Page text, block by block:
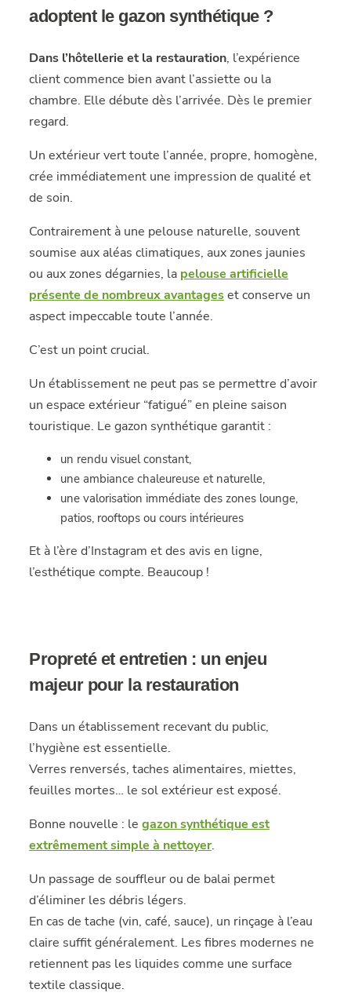
adoptent le gazon synthétique ?
Dans l’hôtellerie et la restauration, l’expérience
client commence bien avant l’assiette ou la
chambre. Elle débute dès l’arrivée. Dès le premier
regard.
Un extérieur vert toute l’année, propre, homogène,
crée immédiatement une impression de qualité et
de soin.
Contrairement à une pelouse naturelle, souvent
soumise aux aléas climatiques, aux zones jaunies
ou aux zones dégarnies, la pelouse artificielle
présente de nombreux avantageset conserve un
aspect impeccable toute l’année.
C’est un point crucial.
Un établissement ne peut pas se permettre d’avoir
un espace extérieur “fatigué” en pleine saison
touristique. Le gazon synthétique garantit :
un rendu visuel constant,
une ambiance chaleureuse et naturelle,
une valorisation immédiate des zones lounge,
patios, rooftops ou cours intérieures
Et à l’ère d’Instagram et des avis en ligne,
l’esthétique compte. Beaucoup !
Propreté et entretien : un enjeu
majeur pour la restauration
Dans un établissement recevant du public,
l’hygiène est essentielle.
Verres renversés, taches alimentaires, miettes,
feuilles mortes… le sol extérieur est exposé.
Bonne nouvelle : legazon synthétique est
extrêmement simple à nettoyer.
Un passage de souffleur ou de balai permet
d’éliminer les débris légers.
En cas de tache (vin, café, sauce), un rinçage à l’eau
claire suffit généralement. Les fibres modernes ne
retiennent pas les liquides comme une surface
textile classique.